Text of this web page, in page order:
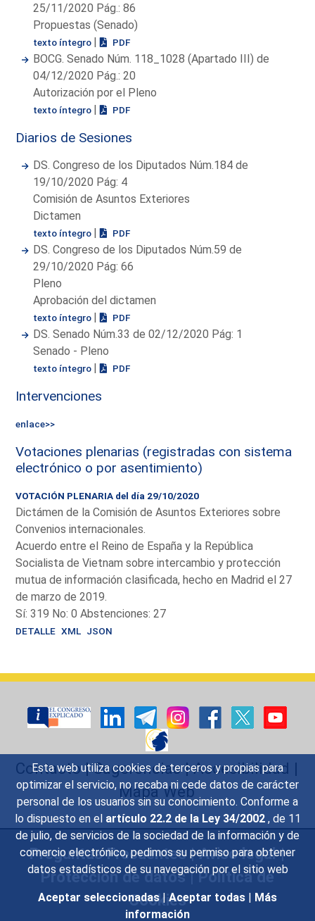
Esta web utiliza cookies de terceros y propias para
optimizar el servicio, no recaba ni cede datos de carácter
personal de los usuarios sin su conocimiento. Conforme a
lo dispuesto en el artículo 22.2 de la Ley 34/2002 , de 11
de julio, de servicios de la sociedad de la información y de
comercio electrónico, pedimos su permiso para obtener
datos estadísticos de su navegación por el sitio web
Aceptar seleccionadas | Aceptar todas | Más
información
25/11/2020 Pág.: 86
Propuestas (Senado)
texto íntegro | PDF
BOCG. Senado Núm. 118_1028 (Apartado III) de
04/12/2020 Pág.: 20
Autorización por el Pleno
texto íntegro | PDF
Diarios de Sesiones
DS. Congreso de los Diputados Núm.184 de
19/10/2020 Pág: 4
Comisión de Asuntos Exteriores
Dictamen
texto íntegro | PDF
DS. Congreso de los Diputados Núm.59 de
29/10/2020 Pág: 66
Pleno
Aprobación del dictamen
texto íntegro | PDF
DS. Senado Núm.33 de 02/12/2020 Pág: 1
Senado - Pleno
texto íntegro | PDF
Intervenciones
enlace>>
Votaciones plenarias (registradas con sistema
electrónico o por asentimiento)
VOTACIÓN PLENARIA del día 29/10/2020
Dictámen de la Comisión de Asuntos Exteriores sobre
Convenios internacionales.
Acuerdo entre el Reino de España y la República
Socialista de Vietnam sobre intercambio y protección
mutua de información clasificada, hecho en Madrid el 27
de marzo de 2019.
Sí: 319 No: 0 Abstenciones: 27
DETALLE XML JSON
Contacto|Sugerencias|Accesibilidad |
Mapa Web
Preguntas Frecuentes|Aviso legal|
Protección de datos|Política de
Cookies